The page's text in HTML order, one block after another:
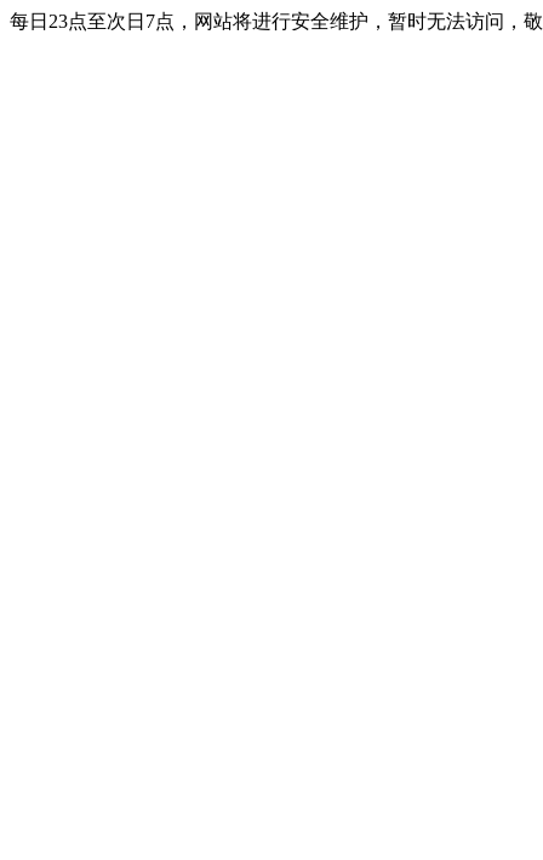
每日23点至次日7点，网站将进行安全维护，暂时无法访问，